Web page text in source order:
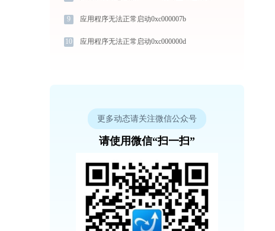
9 应用程序无法正常启动0xc000007b
10 应用程序无法正常启动0xc000000d
更多动态请关注微信公众号
请使用微信“扫一扫”